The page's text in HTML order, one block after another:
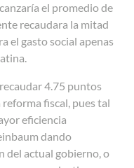
el promedio de
recaudara la mitad
el gasto social apenas
4.75 puntos
fiscal, pues tal
eficiencia
dando
del actual gobierno, o